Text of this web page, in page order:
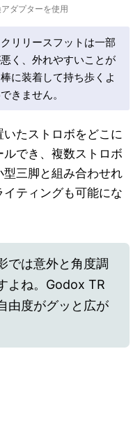
ダプターを使用
リリースフットは一部
く、外れやすいことが
に装着して持ち歩くよ
きません。
たストロボをどこに
でき、複数ストロボ
三脚と組み合わせれ
ティングも可能にな
では意外と角度調
よね。Godox TR
由度がグッと広が